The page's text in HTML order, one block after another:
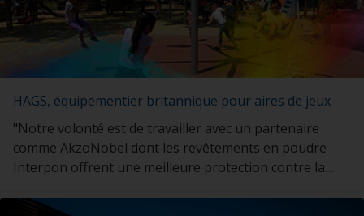
HAGS, équipementier britannique pour aires de jeux
"Notre volonté est de travailler avec un partenaire
comme AkzoNobel dont les revêtements en poudre
Interpon offrent une meilleure protection contre la